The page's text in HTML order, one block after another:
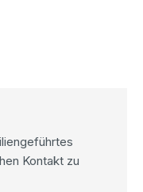
Kontakt zu